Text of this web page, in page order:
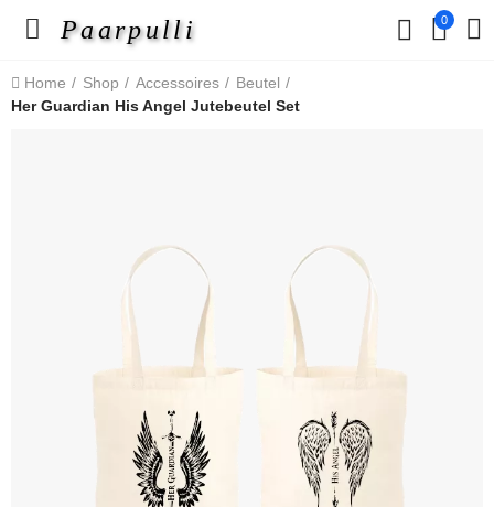
Paarpulli 0
Home Shop Accessoires
Beutel
Her Guardian His Angel Jutebeutel Set